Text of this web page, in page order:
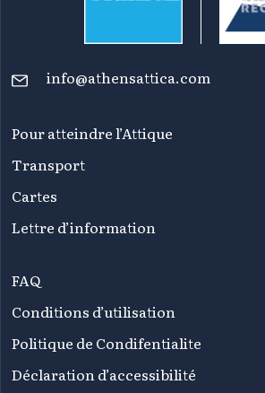
info@athensattica.com
Pour atteindre l’Attique
Transport
Cartes
Lettre d’information
FAQ
Conditions d’utilisation
Politique de Condifentialite
Déclaration d’accessibilité